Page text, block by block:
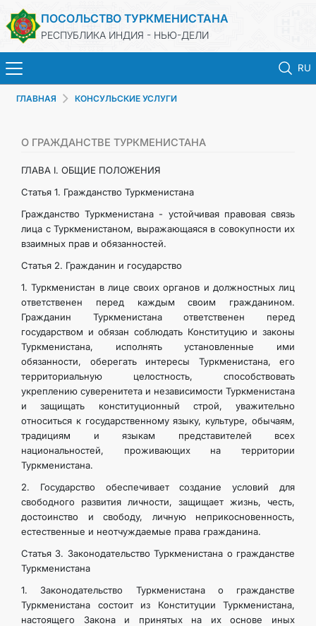
ПОСОЛЬСТВО ТУРКМЕНИСТАНА
РЕСПУБЛИКА ИНДИЯ - НЬЮ-ДЕЛИ
RU
ГЛАВНАЯ
НОВОСТИ
КОНСУЛЬСКИЕ УСЛУГИ
ТУРКМЕНИСТАН ЗА РУБЕЖОМ
ИНТЕРНЕТ ГАЗЕТА
КОНТАКТНЫЕ ДАННЫЕ
ГЛАВНАЯ КОНСУЛЬСКИЕ УСЛУГИ
О ГРАЖДАНСТВЕ ТУРКМЕНИСТАНА
ГЛАВА I. ОБЩИЕ ПОЛОЖЕНИЯ
Статья 1. Гражданство Туркменистана
Гражданство Туркменистана - устойчивая правовая связь
лица с Туркменистаном, выражающаяся в совокупности их
взаимных прав и обязанностей.
Статья 2. Гражданин и государство
1. Туркменистан в лице своих органов и должностных лиц
ответственен перед каждым своим гражданином.
Гражданин Туркменистана ответственен перед
государством и обязан соблюдать Конституцию и законы
Туркменистана, исполнять установленные ими
обязанности, оберегать интересы Туркменистана, его
территориальную целостность, способствовать
укреплению суверенитета и независимости Туркменистана
и защищать конституционный строй, уважительно
относиться к государственному языку, культуре, обычаям,
традициям и языкам представителей всех
национальностей, проживающих на территории
Туркменистана.
2. Государство обеспечивает создание условий для
свободного развития личности, защищает жизнь, честь,
достоинство и свободу, личную неприкосновенность,
естественные и неотчуждаемые права гражданина.
Статья 3. Законодательство Туркменистана о гражданстве
Туркменистана
1. Законодательство Туркменистана о гражданстве
Туркменистана состоит из Конституции Туркменистана,
настоящего Закона и принятых на их основе иных